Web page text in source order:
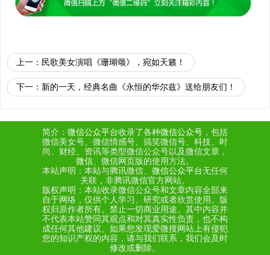
上一： 民歌美女演唱《珊瑚颂》，宛如天籁！
下一： 新的一天，经典名曲《永恒的华尔兹》送给朋友们！
简介： 微信公众平台收录了各种微信公众号 ，包括
微信美女号、微信情感号、搞笑微信号、科技、时
尚、财经、资讯等类型微信公众号以及微信文章，
微信 、微信网页版的使用方法。
本站声明：本站与腾讯微信、 微信公众平台无任何
关联，非腾讯微信官方网站。
版权声明：本站收录微信公众号和文章内容全部来
自于网络，仅供个人学习、研究或者欣赏使用。版
权归原作者所有。禁止一切商业用途。其中内容并
不代表本站赞同其观点和对其真实性负责，也不构
成任何其他建议。如果您发现爱微搜网站上有侵犯
您的知识产权的内容，请与我们联系，我们会及时
修改或删除。